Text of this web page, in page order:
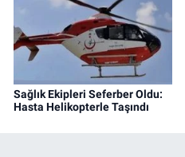
Sağlık Ekipleri Seferber Oldu:
Hasta Helikopterle Taşındı